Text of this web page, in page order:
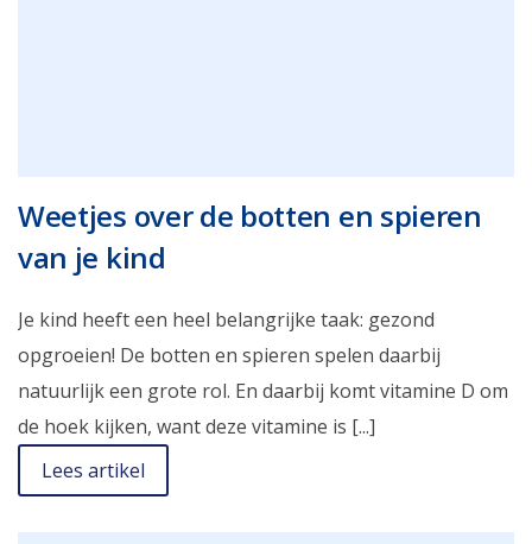
Weetjes over de botten en spieren
van je kind
Je kind heeft een heel belangrijke taak: gezond
opgroeien! De botten en spieren spelen daarbij
natuurlijk een grote rol. En daarbij komt vitamine D om
de hoek kijken, want deze vitamine is [...]
Lees artikel